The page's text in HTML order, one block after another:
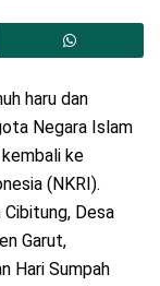
haru dan
Negara Islam
ke
(NKRI).
Cibitung, Desa
Garut,
Hari Sumpah